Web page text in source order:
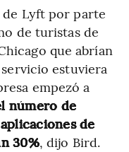
Lyft por parte
de turistas de
que abrían
estuviera
empezó a
número de
de
30%, dijo Bird.